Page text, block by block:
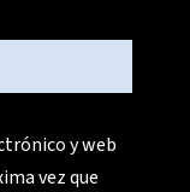
y web
vez que